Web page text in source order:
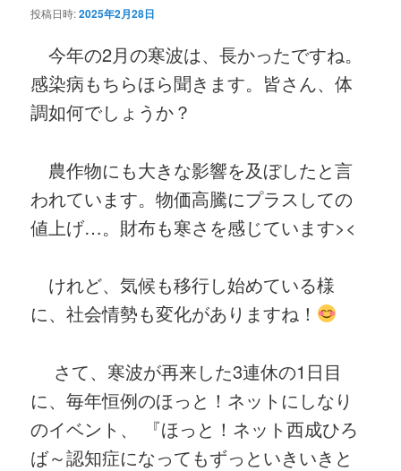
ツ
へ
へ
移
投稿日時:2025年2月28日
今年の2月の寒波は、長かったですね。
感染病もちらほら聞きます。皆さん、体
調如何でしょうか？
農作物にも大きな影響を及ぼしたと言
われています。物価高騰にプラスしての
値上げ…。財布も寒さを感じています><
けれど、気候も移行し始めている様
に、社会情勢も変化がありますね！
さて、寒波が再来した3連休の1日目
に、毎年恒例のほっと！ネットにしなり
のイベント、 『ほっと！ネット西成ひろ
ば～認知症になってもずっといきいきと